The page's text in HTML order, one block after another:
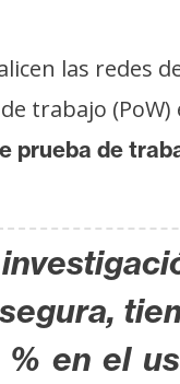
las redes
trabajo
prueba de
en el